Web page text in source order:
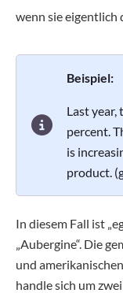
wenn sie eigentlich
Beispiel:
Last year,
percent.
is
product.
In diesem Fall ist
„Aubergine“. Die
und
handle sich um